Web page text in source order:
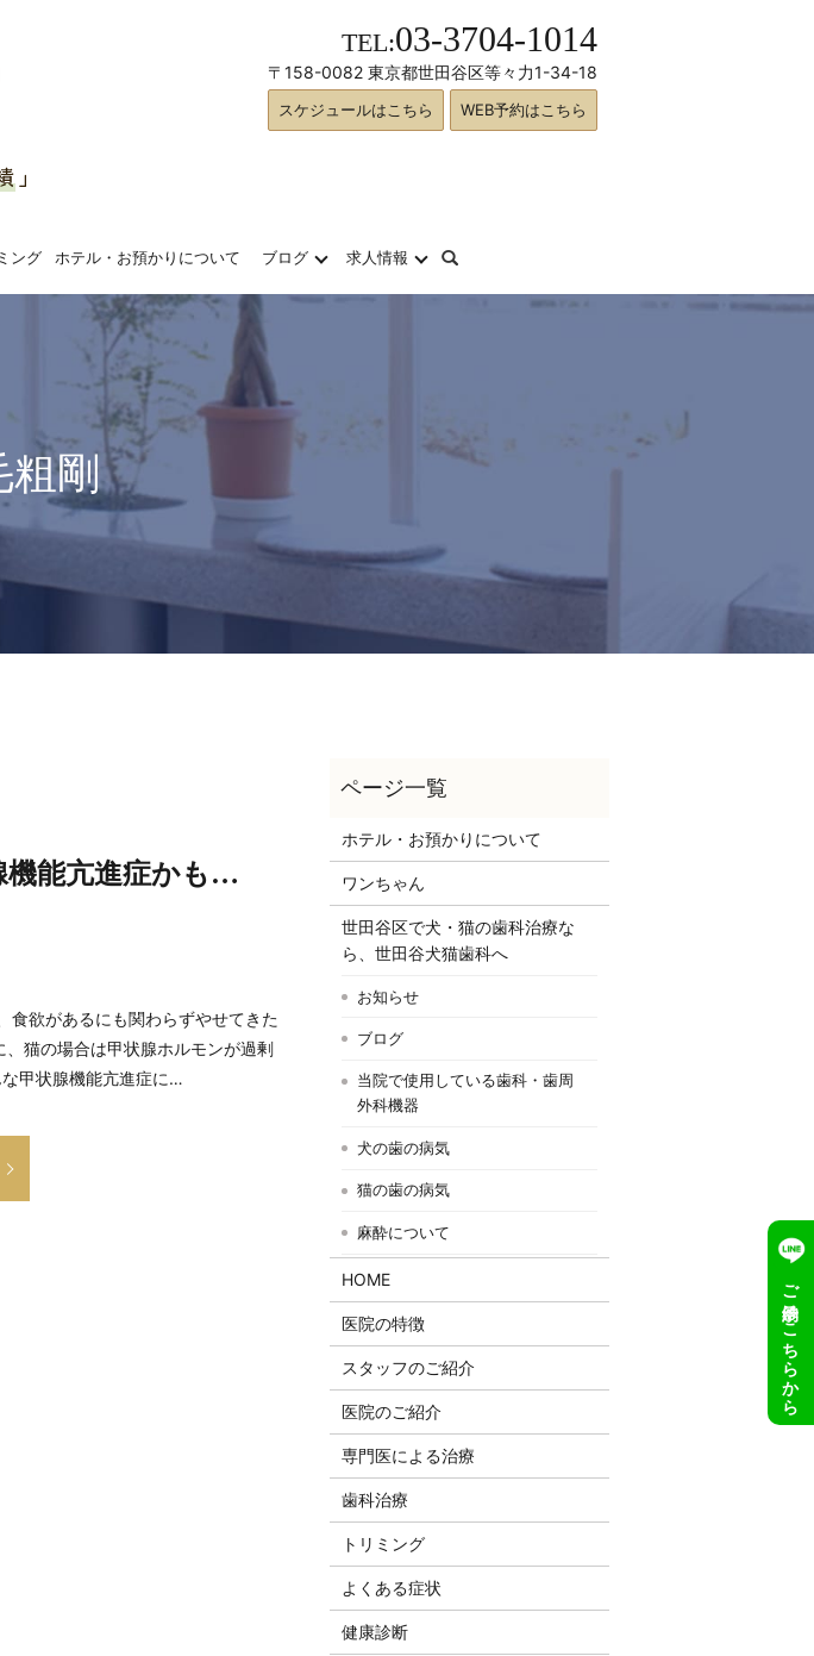
TEL:03-3704-1014
〒158-0082 東京都世田谷区等々力1-34-18
スケジュールはこちら WEB予約はこちら
ング ホテル・お預かりについて ブログ 求人情報
粗剛
機能亢進症かも…
食欲があるにも関わらずやせてきた
猫の場合は甲状腺ホルモンが過剰
甲状腺機能亢進症に…
ホテル・お預かりについて
ワンちゃん
世田谷区で犬・猫の歯科治療な
ら、世田谷犬猫歯科へ
お知らせ
ブログ
当院で使用している歯科・歯周
外科機器
犬の歯の病気
猫の歯の病気
麻酔について
HOME
医院の特徴
スタッフのご紹介
医院のご紹介
専門医による治療
歯科治療
トリミング
よくある症状
健康診断
ご予約はこちらから